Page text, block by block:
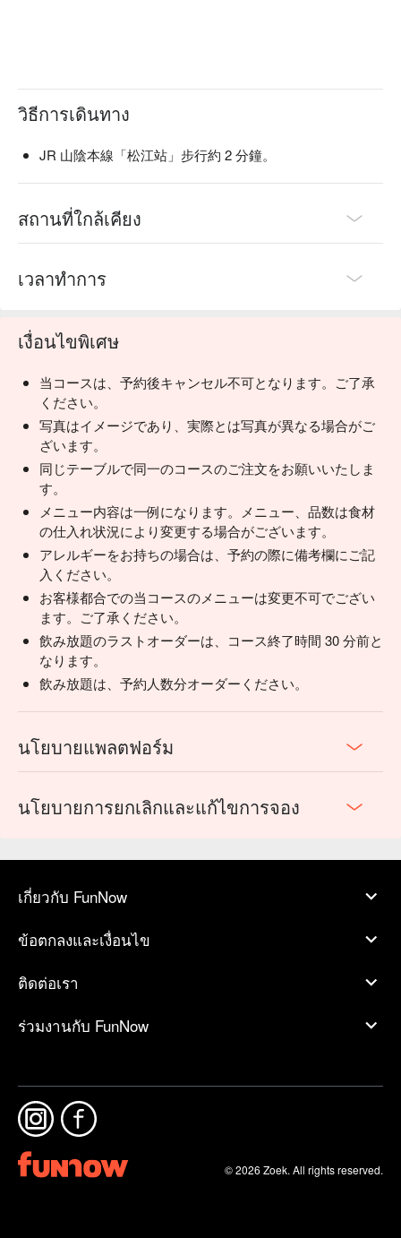
วิธีการเดินทาง
JR 山陰本線「松江站」步行約 2 分鐘。
สถานที่ใกล้เคียง
เวลาทำการ
เงื่อนไขพิเศษ
当コースは、予約後キャンセル不可となります。ご了承
ください。
写真はイメージであり、実際とは写真が異なる場合がご
ざいます。
同じテーブルで同一のコースのご注文をお願いいたしま
す。
メニュー内容は一例になります。メニュー、品数は食材
の仕入れ状況により変更する場合がございます。
アレルギーをお持ちの場合は、予約の際に備考欄にご記
入ください。
お客様都合での当コースのメニューは変更不可でござい
ます。ご了承ください。
飲み放題のラストオーダーは、コース終了時間 30 分前と
なります。
飲み放題は、予約人数分オーダーください。
นโยบายแพลตฟอร์ม
นโยบายการยกเลิกและแก้ไขการจอง
เกี่ยวกับ FunNow
ข้อตกลงและเงื่อนไข
ติดต่อเรา
ร่วมงานกับ FunNow
© 2026 Zoek. All rights reserved.